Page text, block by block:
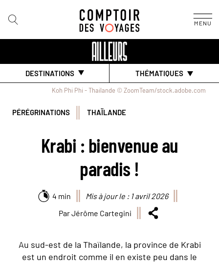
MENU
DESTINATIONS THÉMATIQUES
Koh Phi Phi - Thailande © ZoomTeam/stock.adobe.com
PÉRÉGRINATIONS THAÏLANDE
Krabi : bienvenue au
paradis !
4 min
Mis à jour le : 1 avril 2026
Par Jérôme Cartegini
Au sud-est de la Thaïlande, la province de Krabi
est un endroit comme il en existe peu dans le